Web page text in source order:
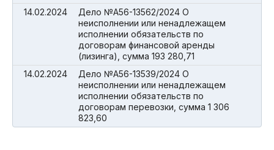
14.02.2024
Дело №А56-13562/2024 О
неисполнении или ненадлежащем
исполнении обязательств по
договорам финансовой аренды
(лизинга), сумма 193 280,71
14.02.2024
Дело №А56-13539/2024 О
неисполнении или ненадлежащем
исполнении обязательств по
договорам перевозки, сумма 1 306
823,60